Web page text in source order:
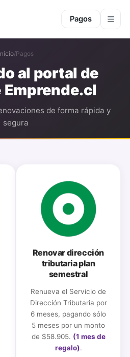
Pagos
/Pagos
al portal de
Emprende.cl
de forma rápida y
segura
Renovar dirección
tributaria plan
semestral
Renueva el Servicio de
Dirección Tributaria por
6 meses, pagando sólo
5 meses por un monto
de $58.905. (1 mes de
regalo).